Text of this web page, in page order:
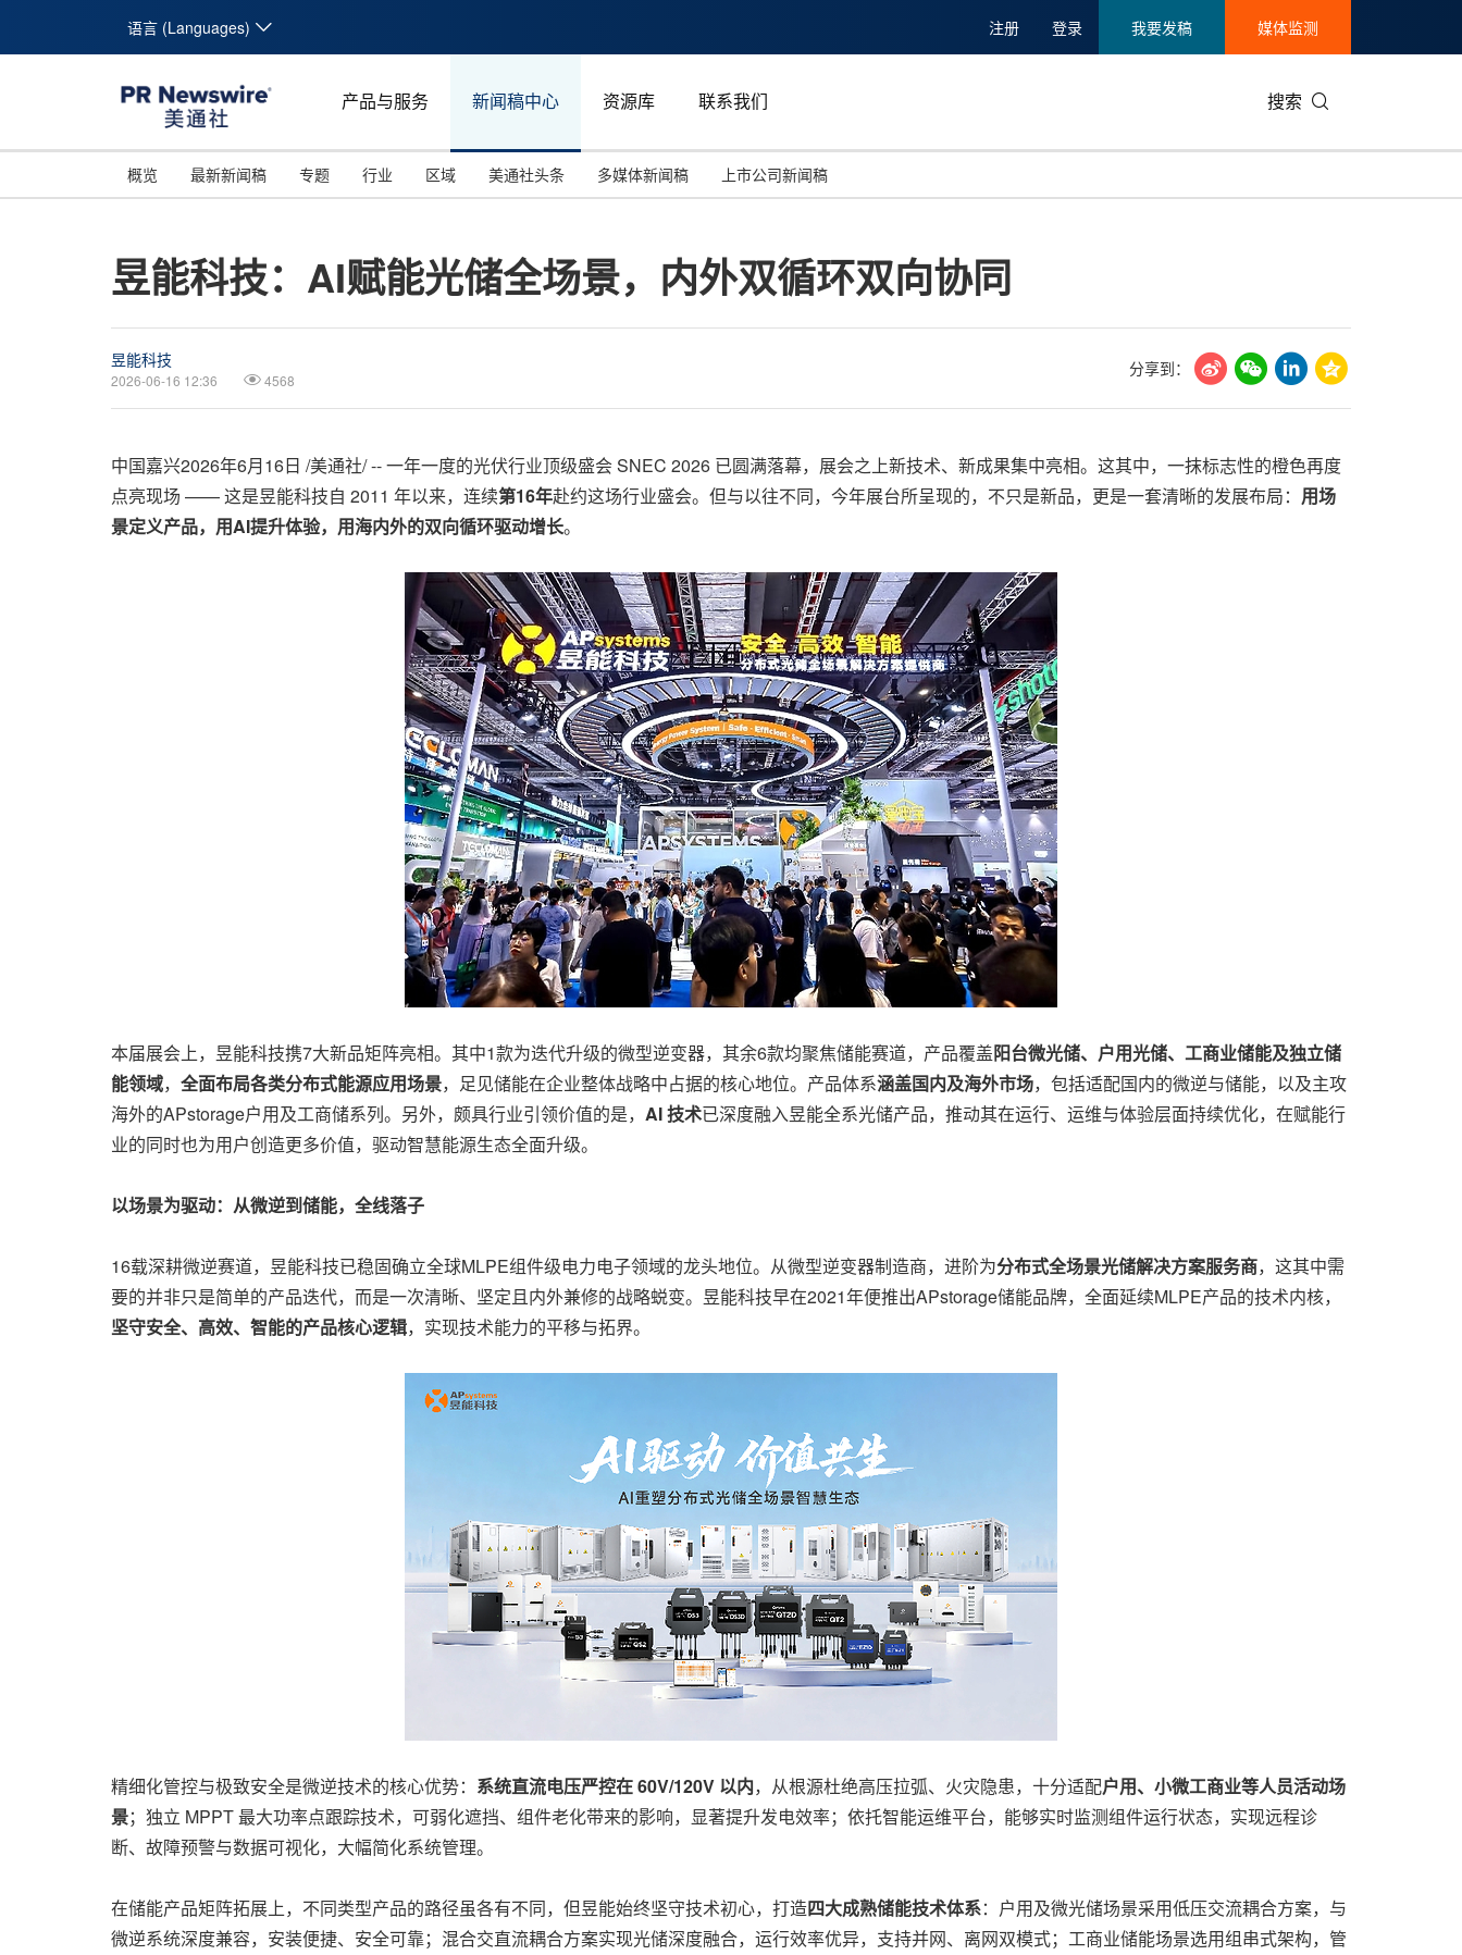
语言 (Languages) 注册 登录 我要发稿 媒体监测
产品与服务 新闻稿中心 资源库 联系我们 搜索
概览 最新新闻稿 专题
投资并购
美国临床肿瘤学会(ASCO)
行业
能源化工与环保
区域
马来西亚
美通社头条 多媒体新闻稿 上市公司新闻稿
昱能科技：AI赋能光储全场景，内外双循环双向协同
昱能科技
2026-06-16 12:36 4568
分享到：
中国嘉兴2026年6月16日 /美通社/ -- 一年一度的光伏行业顶级盛会 SNEC 2026 已圆满落幕，展会之上新技术、新成果集中亮相。这其中，一抹标志性的橙色再度
点亮现场 —— 这是昱能科技自 2011 年以来，连续第16年赴约这场行业盛会。但与以往不同，今年展台所呈现的，不只是新品，更是一套清晰的发展布局： 用场
景定义产品，用AI提升体验，用海内外的双向循环驱动增长。
本届展会上，昱能科技携7大新品矩阵亮相。其中1款为迭代升级的微型逆变器，其余6款均聚焦储能赛道，产品覆盖阳台微光储、户用光储、工商业储能及独立储
能领域， 全面布局各类分布式能源应用场景，足见储能在企业整体战略中占据的核心地位。产品体系涵盖国内及海外市场，包括适配国内的微逆与储能，以及主攻
海外的APstorage户用及工商储系列。另外，颇具行业引领价值的是， AI 技术已深度融入昱能全系光储产品，推动其在运行、运维与体验层面持续优化，在赋能行
业的同时也为用户创造更多价值，驱动智慧能源生态全面升级。
以场景为驱动：从微逆到储能，全线落子
16载深耕微逆赛道，昱能科技已稳固确立全球MLPE组件级电力电子领域的龙头地位。从微型逆变器制造商，进阶为分布式全场景光储解决方案服务商，这其中需
要的并非只是简单的产品迭代，而是一次清晰、坚定且内外兼修的战略蜕变。昱能科技早在2021年便推出APstorage储能品牌，全面延续MLPE产品的技术内核，
坚守安全、高效、智能的产品核心逻辑，实现技术能力的平移与拓界。
精细化管控与极致安全是微逆技术的核心优势： 系统直流电压严控在 60V/120V 以内，从根源杜绝高压拉弧、火灾隐患，十分适配户用、小微工商业等人员活动场
景；独立 MPPT 最大功率点跟踪技术，可弱化遮挡、组件老化带来的影响，显著提升发电效率；依托智能运维平台，能够实时监测组件运行状态，实现远程诊
断、故障预警与数据可视化，大幅简化系统管理。
在储能产品矩阵拓展上，不同类型产品的路径虽各有不同，但昱能始终坚守技术初心，打造四大成熟储能技术体系：户用及微光储场景采用低压交流耦合方案，与
微逆系统深度兼容，安装便捷、安全可靠；混合交直流耦合方案实现光储深度融合，运行效率优异，支持并网、离网双模式；工商业储能场景选用组串式架构，管